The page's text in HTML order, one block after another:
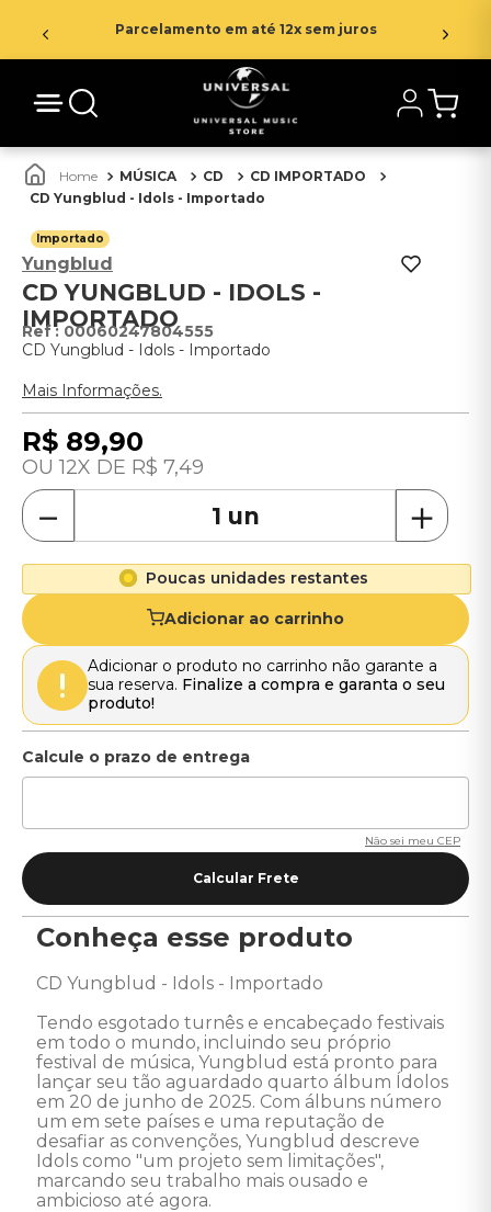
Parcelamento em até 12x sem juros
MÚSICA CD
CD IMPORTADO
CD Yungblud - Idols - Importado
Importado
Yungblud
CD YUNGBLUD - IDOLS -
IMPORTADO
: 00060247804555
CD Yungblud - Idols - Importado
Mais Informações.
R$ 89,90
12 R$ 7,49
＋
－
Poucas unidades restantes
Adicionar ao carrinho
Adicionar o produto no carrinho não garante a
sua reserva. Finalize a compra e garanta o seu
produto!
Não sei meu CEP
Conheça esse produto
CD Yungblud - Idols - Importado
Tendo esgotado turnês e encabeçado festivais
em todo o mundo, incluindo seu próprio
festival de música, Yungblud está pronto para
lançar seu tão aguardado quarto álbum Ídolos
em 20 de junho de 2025. Com álbuns número
um em sete países e uma reputação de
desafiar as convenções, Yungblud descreve
Idols como "um projeto sem limitações",
marcando seu trabalho mais ousado e
ambicioso até agora.